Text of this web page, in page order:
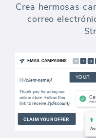
Crea hermosas
correo